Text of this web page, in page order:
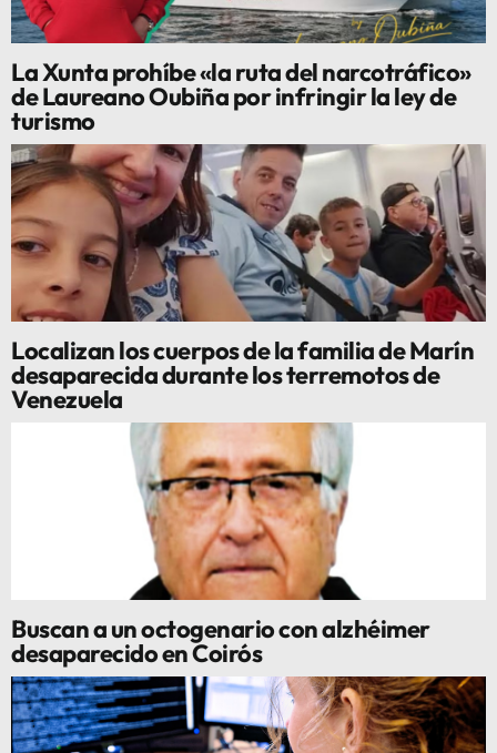
La Xunta prohíbe «la ruta del narcotráfico»
de Laureano Oubiña por infringir la ley de
turismo
Localizan los cuerpos de la familia de Marín
desaparecida durante los terremotos de
Venezuela
Buscan a un octogenario con alzhéimer
desaparecido en Coirós